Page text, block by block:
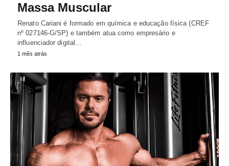
Massa Muscular
Renato Cariani é formado em química e educação física (CREF
nº 027146-G/SP) e também atua como empresário e
influenciador digital…
1 mês atrás